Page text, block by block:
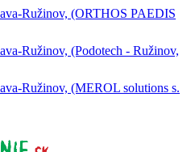
Ružinov, (ORTHOS PAEDIS
Ružinov, (Podotech - Ružinov,
Ružinov, (MEROL solutions s.